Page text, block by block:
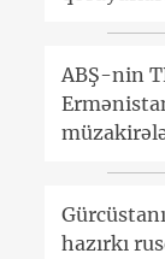
ABŞ-nin
hazırkı